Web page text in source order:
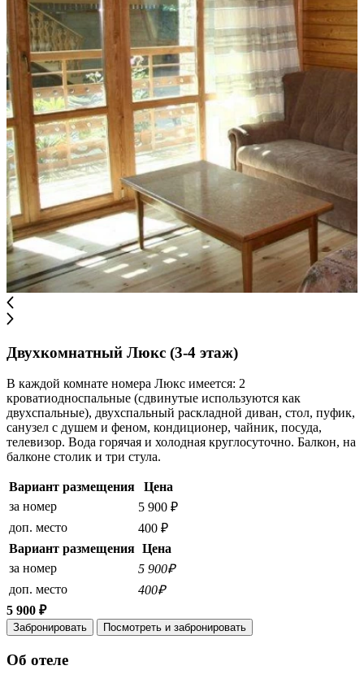
Двухкомнатный Люкс (3-4 этаж)
В каждой комнате номера Люкс имеется: 2
кроватиодноспальные (сдвинутые используются как
двухспальные), двухспальный раскладной диван, стол, пуфик,
санузел с душем и феном, кондиционер, чайник, посуда,
телевизор. Вода горячая и холодная круглосуточно. Балкон, на
балконе столик и три стула.
Вариант размещения
Цена
за номер
5 900 ₽
доп. место
400 ₽
Вариант размещения Цена
за номер
5 900₽
доп. место
400₽
5 900 ₽
Забронировать Посмотреть и забронировать
Об отеле